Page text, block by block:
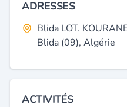
ADRESSES
Blida LOT.
Blida (09), Algérie
ACTIVITÉS